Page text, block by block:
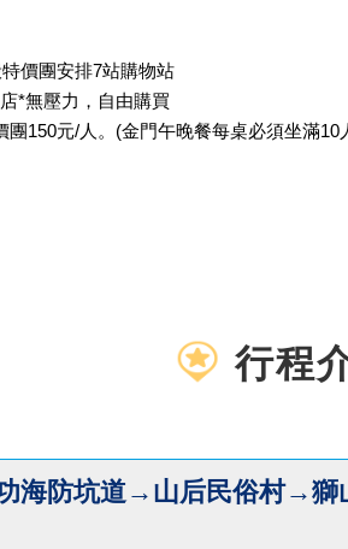
價團安排7站購物站
*無壓力，自由購買
150元/人。(金門午晚餐每桌必須坐滿10
行程
防坑道→山后民俗村→獅